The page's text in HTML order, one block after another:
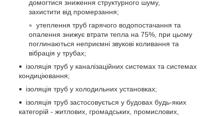
домогтися зниження структурного шуму,
захистити від промерзання;
утеплення труб гарячого водопостачання та
опалення знижує втрати тепла на 75%, при цьому
поглинаються неприємні звукові коливання та
вібрація у трубах;
ізоляція труб у каналізаційних системах та системах
кондиціювання;
ізоляція труб у холодильних установках;
ізоляція труб застосовується у будовах будь-яких
категорій - житлових, громадських, промислових,